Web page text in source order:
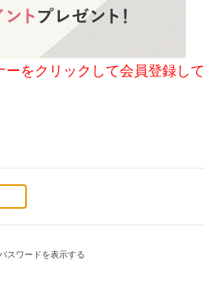
クリックして会員登録し
パスワードを表示する